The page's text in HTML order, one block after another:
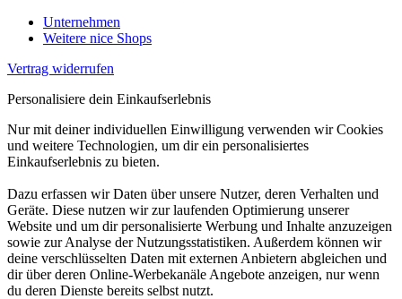
Unternehmen
Weitere nice Shops
Vertrag widerrufen
Personalisiere dein Einkaufserlebnis
Nur mit deiner individuellen Einwilligung verwenden wir Cookies
und weitere Technologien, um dir ein personalisiertes
Einkaufserlebnis zu bieten.
Dazu erfassen wir Daten über unsere Nutzer, deren Verhalten und
Geräte. Diese nutzen wir zur laufenden Optimierung unserer
Website und um dir personalisierte Werbung und Inhalte anzuzeigen
sowie zur Analyse der Nutzungsstatistiken. Außerdem können wir
deine verschlüsselten Daten mit externen Anbietern abgleichen und
dir über deren Online-Werbekanäle Angebote anzeigen, nur wenn
du deren Dienste bereits selbst nutzt.